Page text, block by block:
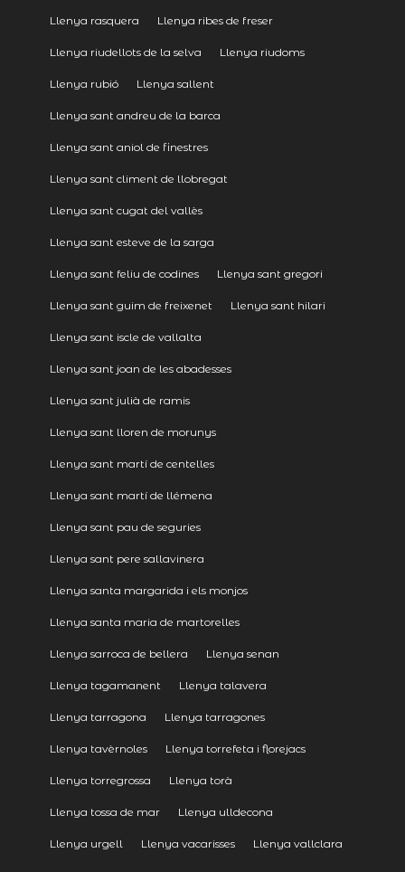
Llenya rasquera Llenya ribes de freser
Llenya riudellots de la selva Llenya riudoms
Llenya rubió Llenya sallent
Llenya sant andreu de la barca
Llenya sant aniol de finestres
Llenya sant climent de llobregat
Llenya sant cugat del vallès
Llenya sant esteve de la sarga
Llenya sant feliu de codines Llenya sant gregori
Llenya sant guim de freixenet Llenya sant hilari
Llenya sant iscle de vallalta
Llenya sant joan de les abadesses
Llenya sant julià de ramis
Llenya sant lloren de morunys
Llenya sant martí de centelles
Llenya sant martí de llémena
Llenya sant pau de seguries
Llenya sant pere sallavinera
Llenya santa margarida i els monjos
Llenya santa maria de martorelles
Llenya sarroca de bellera Llenya senan
Llenya tagamanent Llenya talavera
Llenya tarragona Llenya tarragones
Llenya tavèrnoles Llenya torrefeta i florejacs
Llenya torregrossa Llenya torà
Llenya tossa de mar Llenya ulldecona
Llenya urgell Llenya vacarisses Llenya vallclara